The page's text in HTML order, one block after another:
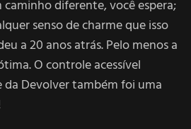
diferente, você espera;
senso de charme que isso
a 20 anos atrás. Pelo menos a
O controle acessível
Devolver também foi uma